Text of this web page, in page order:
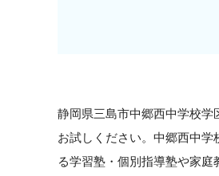
静岡県三島市中郷西中学校
お試しください。中郷西中
る学習塾・個別指導塾や家庭